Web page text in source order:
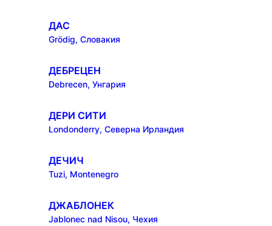
ДАС
Grödig, Словакия
ДЕБРЕЦЕН
Debrecen, Унгария
ДЕРИ СИТИ
Londonderry, Северна Ирландия
ДЕЧИЧ
Tuzi, Montenegro
ДЖАБЛОНЕК
Jablonec nad Nisou, Чехия